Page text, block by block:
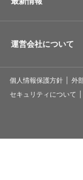
運営会社について
個人情報保護方針 外
セキュリティについて